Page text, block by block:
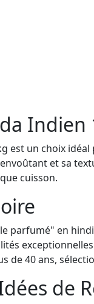
Indien
est un choix
et sa
cuisson.
parfumé" en
de 40 ans,
de